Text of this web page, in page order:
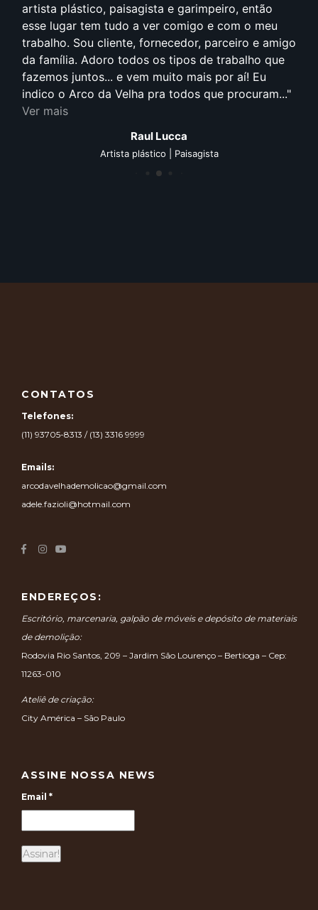
artista plástico, paisagista e garimpeiro, então
esse lugar tem tudo a ver comigo e com o meu
trabalho. Sou cliente, fornecedor, parceiro e amigo
da família. Adoro todos os tipos de trabalho que
fazemos juntos... e vem muito mais por aí! Eu
indico o Arco da Velha pra todos que procuram...
Ver mais
Raul Lucca
Artista plástico | Paisagista
CONTATOS
Telefones:
(11) 93705-8313 / (13) 3316 9999
Emails:
arcodavelhademolicao@gmail.com
adele.fazioli@hotmail.com
ENDEREÇOS:
Escritório, marcenaria, galpão de móveis e depósito de materiais
de demolição:
Rodovia Rio Santos, 209 – Jardim São Lourenço – Bertioga – Cep:
11263-010
Ateliê de criação:
City América – São Paulo
ASSINE NOSSA NEWS
Email *